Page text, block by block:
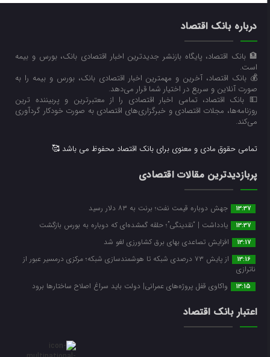
درباره بانک اقتصاد
🏦 بانک اقتصاد، پایگاه بازنشر جدیدترین اخبار اقتصادی بانک، بورس و بیمه
است.
💰 بانک اقتصاد، آخرین و مهمترین اخبار اقتصادی بانک، بورس و بیمه را به
صورت آنلاین و سریع در اختیار شما قرار می‌‌دهد.
💵 بانک اقتصاد، تمامی اخبار اقتصادی را از معتبرترین و پربیننده ترین
روزنامه‌ها، مجلات اقتصادی و خبرگزاری‌های اقتصادی به صورت خودکار گردآوری
می‌کند.
تمامی حقوق مادی و معنوی برای بانک اقتصاد محفوظ می باشد 🥰
پربازدیدترین مقالات اقتصادی
13:37 جهش دوباره قیمت نفت؛ برنت به ۸۳ دلار رسید
13:37 یادداشت | “نقدینگی”؛ حلقه گمشده‌ای که دوباره به بورس بازگشت
13:17 افزایش تصاعدی بهای برق کشاورزی لغو شد
13:16
از پایش ۷۳ درصدی شبکه تا هوشمندسازی شبکه؛ مرکزی درمسیر عبور از
ناترازی
13:15 واکاوی قفل پروژه‌های عمرانی| دولت باید سراغ اصلاح ساختارها برود
اعتبار بانک اقتصاد